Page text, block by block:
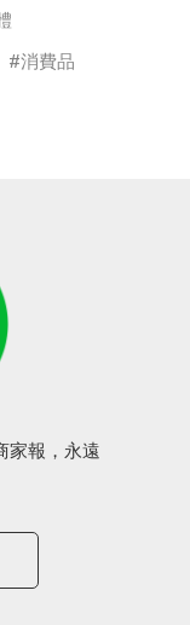
消費品
家報，永遠